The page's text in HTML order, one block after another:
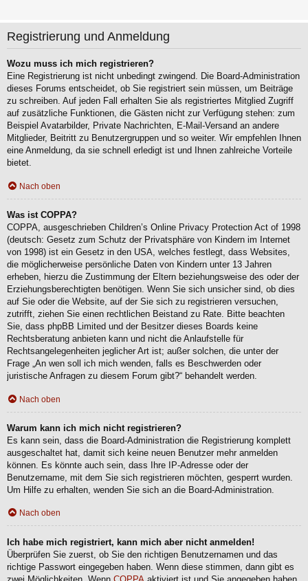
Registrierung und Anmeldung
Wozu muss ich mich registrieren?
Eine Registrierung ist nicht unbedingt zwingend. Die Board-Administration
dieses Forums entscheidet, ob Sie registriert sein müssen, um Beiträge
zu schreiben. Auf jeden Fall erhalten Sie als registriertes Mitglied Zugriff
auf zusätzliche Funktionen, die Gästen nicht zur Verfügung stehen: zum
Beispiel Avatarbilder, Private Nachrichten, E-Mail-Versand an andere
Mitglieder, Beitritt zu Benutzergruppen und so weiter. Wir empfehlen Ihnen
eine Anmeldung, da sie schnell erledigt ist und Ihnen zahlreiche Vorteile
bietet.
Nach oben
Was ist COPPA?
COPPA, ausgeschrieben Children’s Online Privacy Protection Act of 1998
(deutsch: Gesetz zum Schutz der Privatsphäre von Kindern im Internet
von 1998) ist ein Gesetz in den USA, welches festlegt, dass Websites,
die möglicherweise persönliche Daten von Kindern unter 13 Jahren
erheben, hierzu die Zustimmung der Eltern beziehungsweise des oder der
Erziehungsberechtigten benötigen. Wenn Sie sich unsicher sind, ob dies
auf Sie oder die Website, auf der Sie sich zu registrieren versuchen,
zutrifft, ziehen Sie einen rechtlichen Beistand zu Rate. Bitte beachten
Sie, dass phpBB Limited und der Besitzer dieses Boards keine
Rechtsberatung anbieten kann und nicht die Anlaufstelle für
Rechtsangelegenheiten jeglicher Art ist; außer solchen, die unter der
Frage „An wen soll ich mich wenden, falls es Beschwerden oder
juristische Anfragen zu diesem Forum gibt?“ behandelt werden.
Nach oben
Warum kann ich mich nicht registrieren?
Es kann sein, dass die Board-Administration die Registrierung komplett
ausgeschaltet hat, damit sich keine neuen Benutzer mehr anmelden
können. Es könnte auch sein, dass Ihre IP-Adresse oder der
Benutzername, mit dem Sie sich registrieren möchten, gesperrt wurden.
Um Hilfe zu erhalten, wenden Sie sich an die Board-Administration.
Nach oben
Ich habe mich registriert, kann mich aber nicht anmelden!
Überprüfen Sie zuerst, ob Sie den richtigen Benutzernamen und das
richtige Passwort eingegeben haben. Wenn diese stimmen, dann gibt es